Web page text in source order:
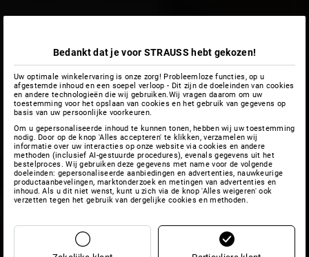
Bedankt dat je voor STRAUSS hebt gekozen!
Uw optimale winkelervaring is onze zorg! Probleemloze functies, op u
afgestemde inhoud en een soepel verloop - Dit zijn de doeleinden van cookies
en andere technologieën die wij gebruiken.Wij vragen daarom om uw
toestemming voor het opslaan van cookies en het gebruik van gegevens op
basis van uw persoonlijke voorkeuren.
Om u gepersonaliseerde inhoud te kunnen tonen, hebben wij uw toestemming
nodig. Door op de knop 'Alles accepteren' te klikken, verzamelen wij
informatie over uw interacties op onze website via cookies en andere
methoden (inclusief AI-gestuurde procedures), evenals gegevens uit het
bestelproces. Wij gebruiken deze gegevens met name voor de volgende
doeleinden: gepersonaliseerde aanbiedingen en advertenties, nauwkeurige
productaanbevelingen, marktonderzoek en metingen van advertenties en
inhoud. Als u dit niet wenst, kunt u zich via de knop 'Alles weigeren' ook
verzetten tegen het gebruik van dergelijke cookies en methoden.